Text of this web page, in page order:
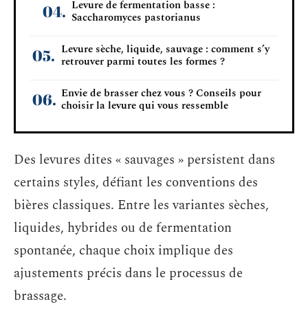
Levure de fermentation basse :
Saccharomyces pastorianus
Levure sèche, liquide, sauvage : comment s’y
retrouver parmi toutes les formes ?
Envie de brasser chez vous ? Conseils pour
choisir la levure qui vous ressemble
Des levures dites « sauvages » persistent dans
certains styles, défiant les conventions des
bières classiques. Entre les variantes sèches,
liquides, hybrides ou de fermentation
spontanée, chaque choix implique des
ajustements précis dans le processus de
brassage.